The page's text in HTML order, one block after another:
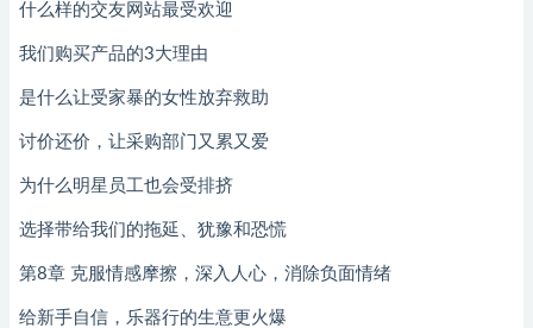
什么样的交友网站最受欢迎
我们购买产品的3大理由
是什么让受家暴的女性放弃救助
讨价还价，让采购部门又累又爱
为什么明星员工也会受排挤
选择带给我们的拖延、犹豫和恐慌
第8章 克服情感摩擦，深入人心，消除负面情绪
给新手自信，乐器行的生意更火爆